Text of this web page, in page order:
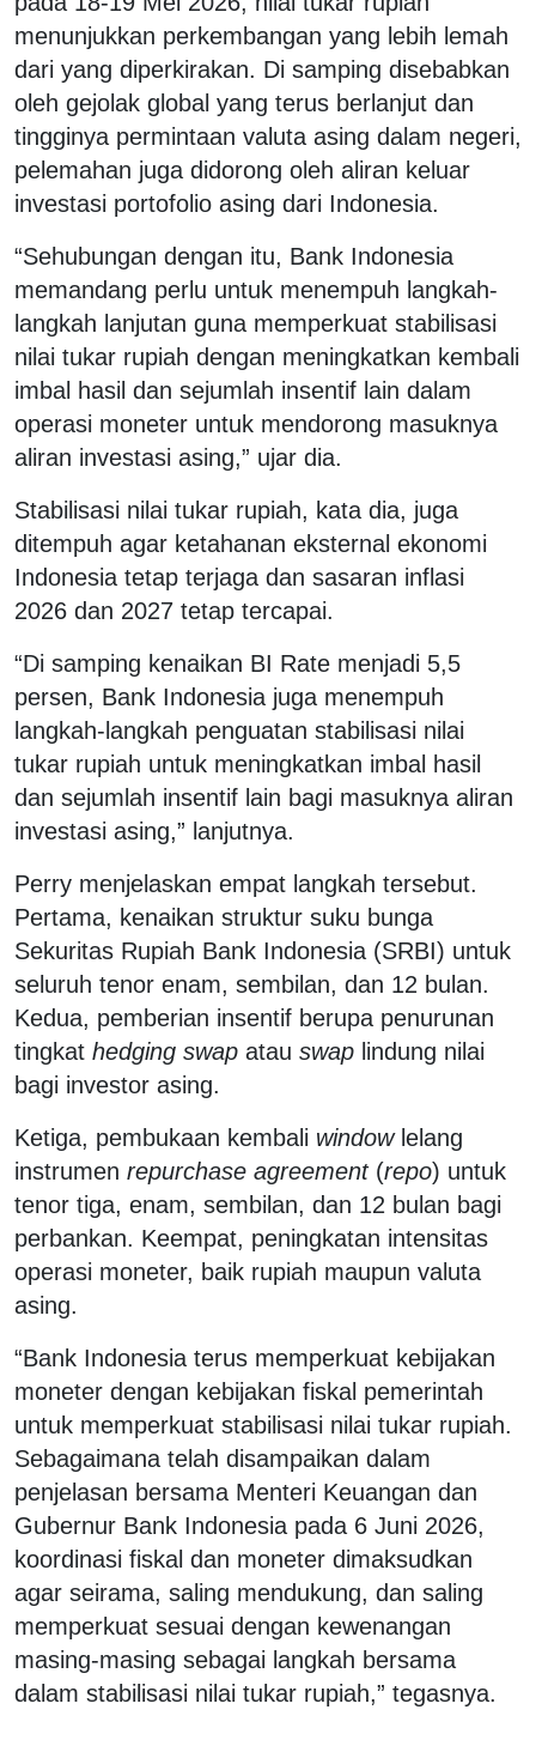
menunjukkan perkembangan yang lebih lemah
dari yang diperkirakan. Di samping disebabkan
oleh gejolak global yang terus berlanjut dan
tingginya permintaan valuta asing dalam negeri,
pelemahan juga didorong oleh aliran keluar
investasi portofolio asing dari Indonesia.
“Sehubungan dengan itu, Bank Indonesia
memandang perlu untuk menempuh langkah-
langkah lanjutan guna memperkuat stabilisasi
nilai tukar rupiah dengan meningkatkan kembali
imbal hasil dan sejumlah insentif lain dalam
operasi moneter untuk mendorong masuknya
aliran investasi asing,” ujar dia.
Stabilisasi nilai tukar rupiah, kata dia, juga
ditempuh agar ketahanan eksternal ekonomi
Indonesia tetap terjaga dan sasaran inflasi
2026 dan 2027 tetap tercapai.
“Di samping kenaikan BI Rate menjadi 5,5
persen, Bank Indonesia juga menempuh
langkah-langkah penguatan stabilisasi nilai
tukar rupiah untuk meningkatkan imbal hasil
dan sejumlah insentif lain bagi masuknya aliran
investasi asing,” lanjutnya.
Perry menjelaskan empat langkah tersebut.
Pertama, kenaikan struktur suku bunga
Sekuritas Rupiah Bank Indonesia (SRBI) untuk
seluruh tenor enam, sembilan, dan 12 bulan.
Kedua, pemberian insentif berupa penurunan
tingkat hedging swap atau swap lindung nilai
bagi investor asing.
Ketiga, pembukaan kembali windowlelang
instrumen repurchase agreement(repo) untuk
tenor tiga, enam, sembilan, dan 12 bulan bagi
perbankan. Keempat, peningkatan intensitas
operasi moneter, baik rupiah maupun valuta
asing.
“Bank Indonesia terus memperkuat kebijakan
moneter dengan kebijakan fiskal pemerintah
untuk memperkuat stabilisasi nilai tukar rupiah.
Sebagaimana telah disampaikan dalam
penjelasan bersama Menteri Keuangan dan
Gubernur Bank Indonesia pada 6 Juni 2026,
koordinasi fiskal dan moneter dimaksudkan
agar seirama, saling mendukung, dan saling
memperkuat sesuai dengan kewenangan
masing-masing sebagai langkah bersama
dalam stabilisasi nilai tukar rupiah,” tegasnya.